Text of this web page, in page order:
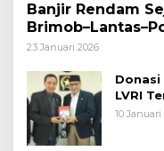
Banjir Rendam
Polri Siagakan
23 Januari 2026
Donasi
LVRI
10 Januari